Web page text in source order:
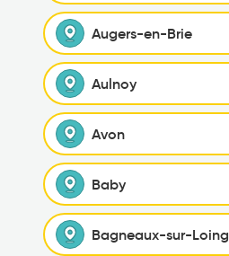
Augers-en-Brie
Aulnoy
Avon
Baby
Bagneaux-sur-Loing